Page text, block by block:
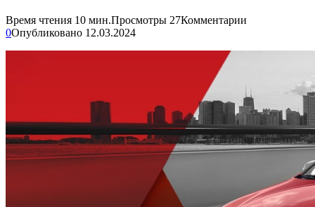
Время чтения 10 мин.Просмотры 27Комментарии
0Опубликовано 12.03.2024